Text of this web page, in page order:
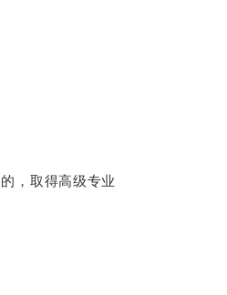
，取得高级专业